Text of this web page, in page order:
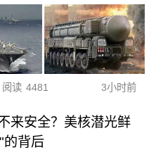
阅读 4481 3小时前
来安全？美核潜光鲜
的背后